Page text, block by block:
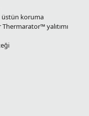
üstün koruma
yalıtımı